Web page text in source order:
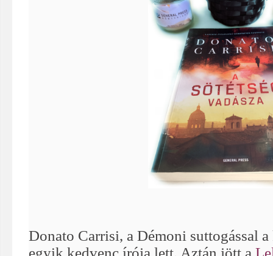
Donato Carrisi, a Démoni suttogással
egyik kedvenc írója lett. Aztán jött a